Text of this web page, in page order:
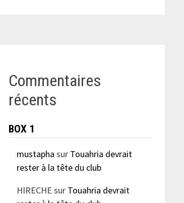
Commentaires
récents
BOX 1
mustapha sur Touahria devrait
rester à la tête du club
HIRECHE sur Touahria devrait